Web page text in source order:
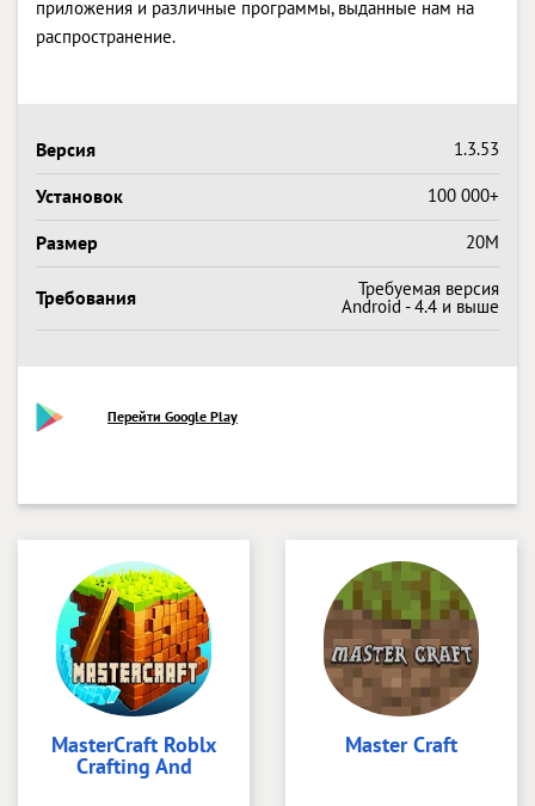
приложения и различные программы, выданные нам на
распространение.
Версия 1.3.53
Установок 100 000+
Размер 20M
Требования Требуемая версия
Android - 4.4 и выше
Перейти Google Play
MasterCraft Roblx
Crafting And
Master Craft